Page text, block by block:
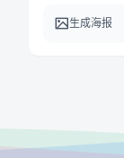
生成海报